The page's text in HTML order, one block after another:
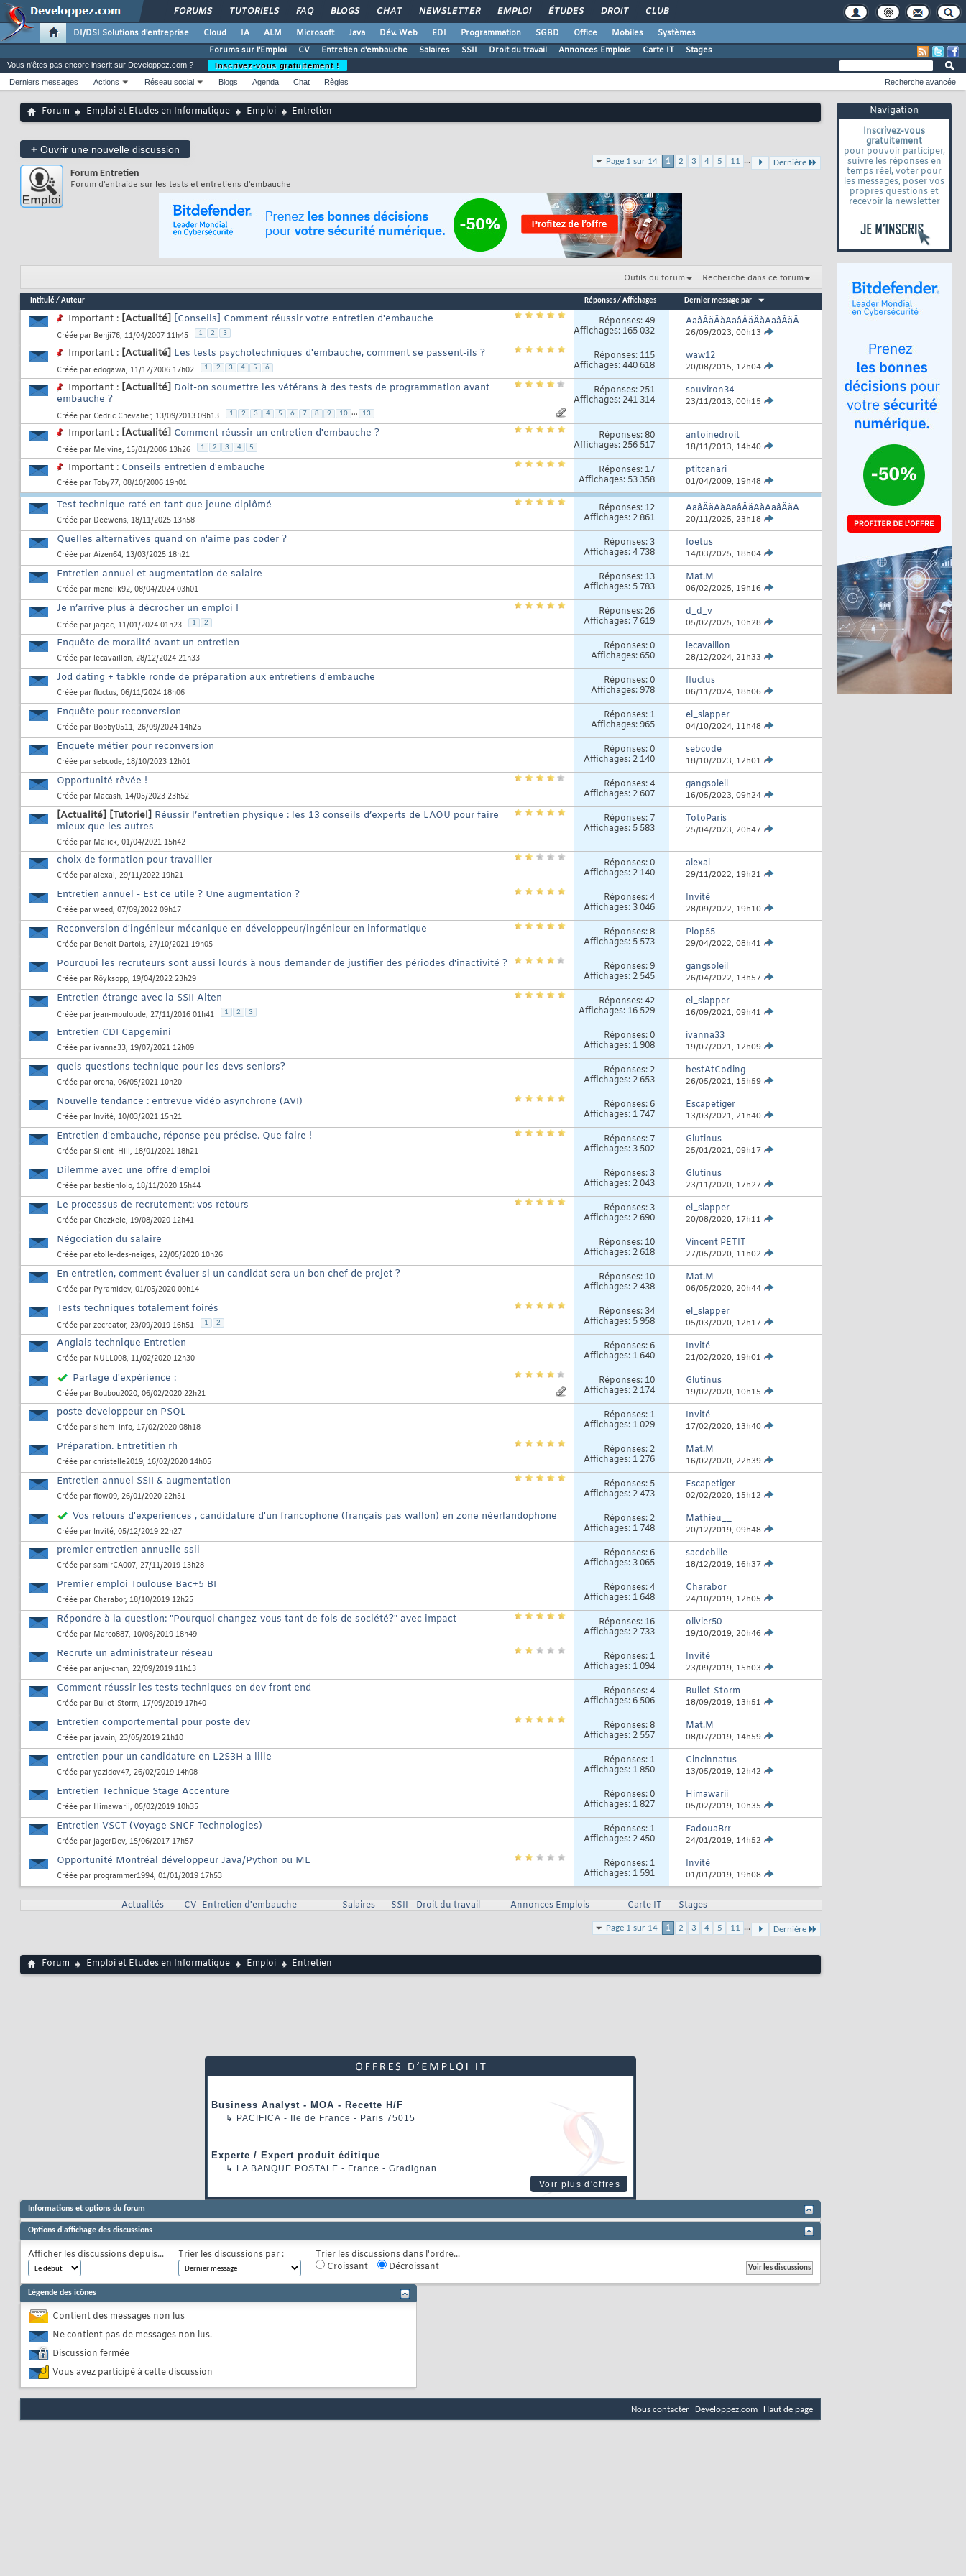
FORUMS TUTORIELS FAQ BLOGS CHAT NEWSLETTER EMPLOI ÉTUDES DROIT CLUB
DI/DSI Solutions d'entreprise Cloud IA ALM Microsoft Java Dév. Web EDI Programmation SGBD Office Mobiles
Systèmes
Forums sur l'Emploi
CV Entretien d'embauche Salaires SSII Droit du travail Annonces Emplois Carte IT Stages
Vous n'êtes pas encore inscrit sur Developpez.com ?
Inscrivez-vous gratuitement !
Derniers messages
Actions Réseau social Blogs Agenda Chat Règles Recherche avancée
Forum Emploi et Etudes en Informatique Emploi Entretien Navigation
Inscrivez-vous
gratuitement
pour pouvoir participer,
suivre les réponses en
temps réel, voter pour
les messages, poser vos
propres questions et
recevoir la newsletter
+ Ouvrir une nouvelle discussion
Page 1 sur 14 1 2 3 4 5 11 ... Dernière
Forum Entretien
Forum d'entraide sur les tests et entretiens d'embauche
Outils du forum Recherche dans ce forum
Intitulé/ Auteur Réponses/ Affichages Dernier message par
Important : [Actualité] [Conseils] Comment réussir votre entretien d'embauche
Créée par Benji76, 11/04/2007 11h45 1 2 3
Réponses:49
Affichages: 165 032
AaâÂäÄàAaâÂäÄàAaâÂäÄ
26/09/2023, 00h13
Important : [Actualité] Les tests psychotechniques d'embauche, comment se passent-ils ?
Créée par edogawa, 11/12/2006 17h02 1 2 3 4 5 6
Réponses: 115
Affichages: 440 618
waw12
20/08/2015, 12h04
Important : [Actualité] Doit-on soumettre les vétérans à des tests de programmation avant
embauche ?
Créée par Cedric Chevalier, 13/09/2013 09h13 1 2 3 4 5 6 7 8 9 10 ... 13
Réponses: 251
Affichages: 241 314
souviron34
23/11/2013, 00h15
Important : [Actualité] Comment réussir un entretien d'embauche ?
Créée par Melvine, 15/01/2006 13h26 1 2 3 4 5
Réponses:80
Affichages: 256 517
antoinedroit
18/11/2013, 14h40
Important : Conseils entretien d'embauche
Créée par Toby77, 08/10/2006 19h01
Réponses: 17
Affichages: 53 358
ptitcanari
01/04/2009, 19h48
Test technique raté en tant que jeune diplômé
Créée par Deewens, 18/11/2025 13h58
Réponses: 12
Affichages: 2 861
AaâÂäÄàAaâÂäÄàAaâÂäÄ
20/11/2025, 23h18
Quelles alternatives quand on n'aime pas coder ?
Créée par Aizen64, 13/03/2025 18h21
Réponses: 3
Affichages: 4 738
foetus
14/03/2025, 18h04
Entretien annuel et augmentation de salaire
Créée par menelik92, 08/04/2024 03h01
Réponses: 13
Affichages: 5 783
Mat.M
06/02/2025, 19h16
Je n’arrive plus à décrocher un emploi !
Créée par jacjac, 11/01/2024 01h23 1 2
Réponses: 26
Affichages: 7 619
d_d_v
05/02/2025, 10h28
Enquête de moralité avant un entretien
Créée par lecavaillon, 28/12/2024 21h33
Réponses:0
Affichages: 650
lecavaillon
28/12/2024, 21h33
Jod dating + tabkle ronde de préparation aux entretiens d'embauche
Créée par fluctus, 06/11/2024 18h06
Réponses:0
Affichages: 978
fluctus
06/11/2024, 18h06
Enquête pour reconversion
Créée par Bobby0511, 26/09/2024 14h25
Réponses: 1
Affichages: 965
el_slapper
04/10/2024, 11h48
Enquete métier pour reconversion
Créée par sebcode, 18/10/2023 12h01
Réponses:0
Affichages: 2 140
sebcode
18/10/2023, 12h01
Opportunité rêvée !
Créée par Macash, 14/05/2023 23h52
Réponses:4
Affichages: 2 607
gangsoleil
16/05/2023, 09h24
[Actualité] [Tutoriel] Réussir l’entretien physique : les 13 conseils d’experts de LAOU pour faire
mieux que les autres
Créée par Malick, 01/04/2021 15h42
Réponses: 7
Affichages: 5 583
TotoParis
25/04/2023, 20h47
choix de formation pour travailler
Créée par alexai, 29/11/2022 19h21
Réponses:0
Affichages: 2 140
alexai
29/11/2022, 19h21
Entretien annuel - Est ce utile ? Une augmentation ?
Créée par weed, 07/09/2022 09h17
Réponses:4
Affichages: 3 046
Invité
28/09/2022, 19h10
Reconversion d'ingénieur mécanique en développeur/ingénieur en informatique
Créée par Benoit Dartois, 27/10/2021 19h05
Réponses:8
Affichages: 5 573
Plop55
29/04/2022, 08h41
Pourquoi les recruteurs sont aussi lourds à nous demander de justifier des périodes d'inactivité ?
Créée par Röyksopp, 19/04/2022 23h29
Réponses:9
Affichages: 2 545
gangsoleil
26/04/2022, 13h57
Entretien étrange avec la SSII Alten
Créée par jean-mouloude, 27/11/2016 01h41 1 2 3
Réponses:42
Affichages: 16 529
el_slapper
16/09/2021, 09h41
Entretien CDI Capgemini
Créée par ivanna33, 19/07/2021 12h09
Réponses:0
Affichages: 1 908
ivanna33
19/07/2021, 12h09
quels questions technique pour les devs seniors?
Créée par oreha, 06/05/2021 10h20
Réponses: 2
Affichages: 2 653
bestAtCoding
26/05/2021, 15h59
Nouvelle tendance : entrevue vidéo asynchrone (AVI)
Créée par Invité, 10/03/2021 15h21
Réponses:6
Affichages: 1 747
Escapetiger
13/03/2021, 21h40
Entretien d'embauche, réponse peu précise. Que faire !
Créée par Silent_Hill, 18/01/2021 18h21
Réponses: 7
Affichages: 3 502
Glutinus
25/01/2021, 09h17
Dilemme avec une offre d'emploi
Créée par bastienlolo, 18/11/2020 15h44
Réponses: 3
Affichages: 2 043
Glutinus
23/11/2020, 17h27
Le processus de recrutement: vos retours
Créée par Chezkele, 19/08/2020 12h41
Réponses: 3
Affichages: 2 690
el_slapper
20/08/2020, 17h11
Négociation du salaire
Créée par etoile-des-neiges, 22/05/2020 10h26
Réponses: 10
Affichages: 2 618
Vincent PETIT
27/05/2020, 11h02
En entretien, comment évaluer si un candidat sera un bon chef de projet ?
Créée par Pyramidev, 01/05/2020 00h14
Réponses: 10
Affichages: 2 438
Mat.M
06/05/2020, 20h44
Tests techniques totalement foirés
Créée par zecreator, 23/09/2019 16h51 1 2
Réponses: 34
Affichages: 5 958
el_slapper
05/03/2020, 12h17
Anglais technique Entretien
Créée par NULL008, 11/02/2020 12h30
Réponses:6
Affichages: 1 640
Invité
21/02/2020, 19h01
Partage d'expérience :
Créée par Boubou2020, 06/02/2020 22h21
Réponses: 10
Affichages: 2 174
Glutinus
19/02/2020, 10h15
poste developpeur en PSQL
Créée par sihem_info, 17/02/2020 08h18
Réponses: 1
Affichages: 1 029
Invité
17/02/2020, 13h40
Préparation. Entretitien rh
Créée par christelle2019, 16/02/2020 14h05
Réponses: 2
Affichages: 1 276
Mat.M
16/02/2020, 22h39
Entretien annuel SSII & augmentation
Créée par flow09, 26/01/2020 22h51
Réponses: 5
Affichages: 2 473
Escapetiger
02/02/2020, 15h12
Vos retours d'experiences , candidature d'un francophone (français pas wallon) en zone néerlandophone
Créée par Invité, 05/12/2019 22h27
Réponses: 2
Affichages: 1 748
Mathieu__
20/12/2019, 09h48
premier entretien annuelle ssii
Créée par samirCA007, 27/11/2019 13h28
Réponses:6
Affichages: 3 065
sacdebille
18/12/2019, 16h37
Premier emploi Toulouse Bac+5 BI
Créée par Charabor, 18/10/2019 12h25
Réponses:4
Affichages: 1 648
Charabor
24/10/2019, 12h05
Répondre à la question: "Pourquoi changez-vous tant de fois de société?" avec impact
Créée par Marco887, 10/08/2019 18h49
Réponses: 16
Affichages: 2 733
olivier50
19/10/2019, 20h46
Recrute un administrateur réseau
Créée par anju-chan, 22/09/2019 11h13
Réponses: 1
Affichages: 1 094
Invité
23/09/2019, 15h03
Comment réussir les tests techniques en dev front end
Créée par Bullet-Storm, 17/09/2019 17h40
Réponses:4
Affichages: 6 506
Bullet-Storm
18/09/2019, 13h51
Entretien comportemental pour poste dev
Créée par javain, 23/05/2019 21h10
Réponses:8
Affichages: 2 557
Mat.M
08/07/2019, 14h59
entretien pour un candidature en L2S3H a lille
Créée par yazidov47, 26/02/2019 14h08
Réponses: 1
Affichages: 1 850
Cincinnatus
13/05/2019, 12h42
Entretien Technique Stage Accenture
Créée par Himawarii, 05/02/2019 10h35
Réponses:0
Affichages: 1 827
Himawarii
05/02/2019, 10h35
Entretien VSCT (Voyage SNCF Technologies)
Créée par jagerDev, 15/06/2017 17h57
Réponses: 1
Affichages: 2 450
FadouaBrr
24/01/2019, 14h52
Opportunité Montréal développeur Java/Python ou ML
Créée par programmer1994, 01/01/2019 17h53
Réponses: 1
Affichages: 1 591
Invité
01/01/2019, 19h08
Actualités CV Entretien d'embauche Salaires SSII Droit du travail Annonces Emplois Carte IT Stages
Page 1 sur 14 1 2 3 4 5 11 ... Dernière
Forum Emploi et Etudes en Informatique Emploi Entretien
Business Analyst - MOA - Recette H/F
↳ PACIFICA - Ile de France - Paris 75015
Experte / Expert produit éditique
↳ LA BANQUE POSTALE - France - Gradignan
Voir plus d'offres
Informations et options du forum
Options d'affichage des discussions
Afficher les discussions depuis... Trier les discussions par :
Trier les discussions dans l'ordre...
Croissant
Décroissant
Légende des icônes
Contient des messages non lus
Ne contient pas de messages non lus.
Discussion fermée
Vous avez participé à cette discussion
Nous contacter Developpez.com Haut de page